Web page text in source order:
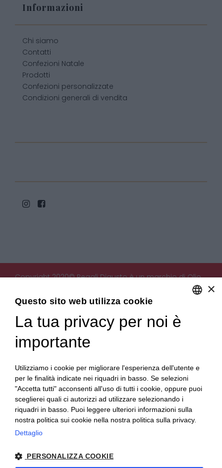
Informazioni
Chi siamo
Contatti
Confezioni Natale
Prodotti
Confezioni personalizzate
Condizioni generali di vendita
Copyright 2020© Regali Digusto è un marchio di Olio
Becchis di Becchis Danilo - Via Sommariva, 31/2/B -
10022 Carmagnola (TO) - PIVA 07980320019
×
Questo sito web utilizza cookie
La tua privacy per noi è
importante
Utilizziamo i cookie per migliorare l'esperienza dell'utente e
per le finalità indicate nei riquadri in basso. Se selezioni
"Accetta tutti" acconsenti all'uso di tutti i cookie, oppure puoi
sceglierei quali ci autorizzi ad utilizzare selezionando i
riquadri in basso. Puoi leggere ulteriori informazioni sulla
nostra politica sui cookie nella nostra politica sulla privacy.
Dettaglio
PERSONALIZZA COOKIE